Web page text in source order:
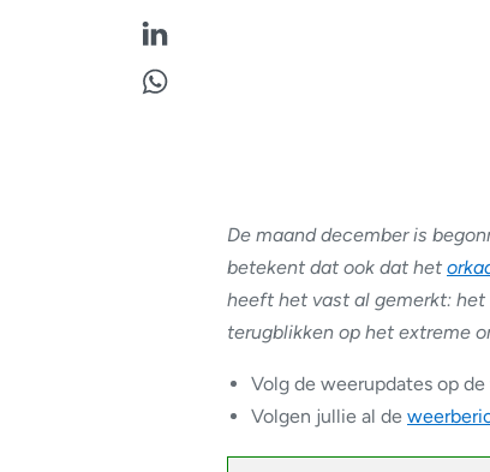
De maand december is
betekent dat ook dat het
heeft het vast al gemerkt:
terugblikken op het extreme
Volg de weerupdates op
Volgen jullie al de